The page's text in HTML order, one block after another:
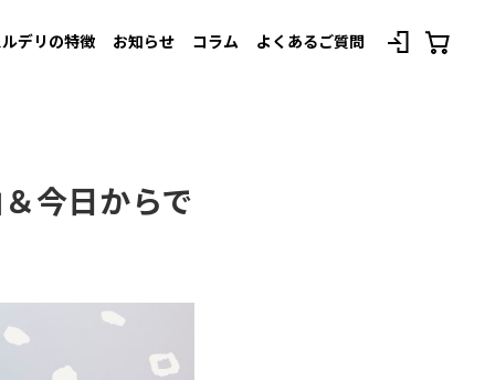
デリの特徴 お知らせ コラム よくあるご質問
今日からで